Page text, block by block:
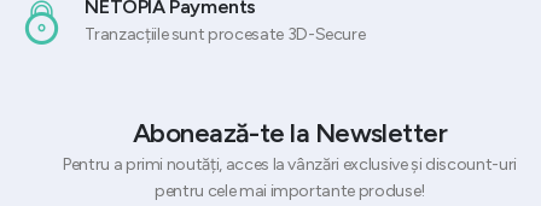
NETOPIA Payments
Tranzacțiile sunt procesate 3D-Secure
Abonează-te la Newsletter
Pentru a primi noutăți, acces la vânzări exclusive și discount-uri
pentru cele mai importante produse!